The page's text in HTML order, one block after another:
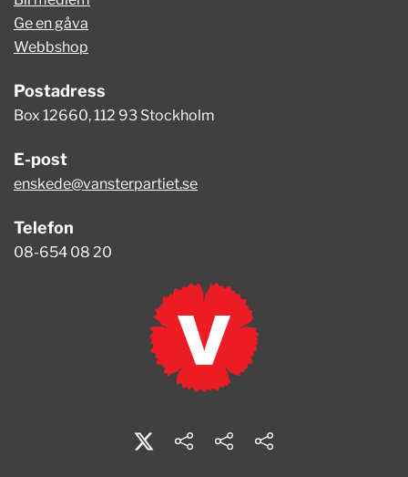
Ge en gåva
Webbshop
Postadress
Box 12660, 112 93 Stockholm
E-post
enskede@vansterpartiet.se
Telefon
08-654 08 20